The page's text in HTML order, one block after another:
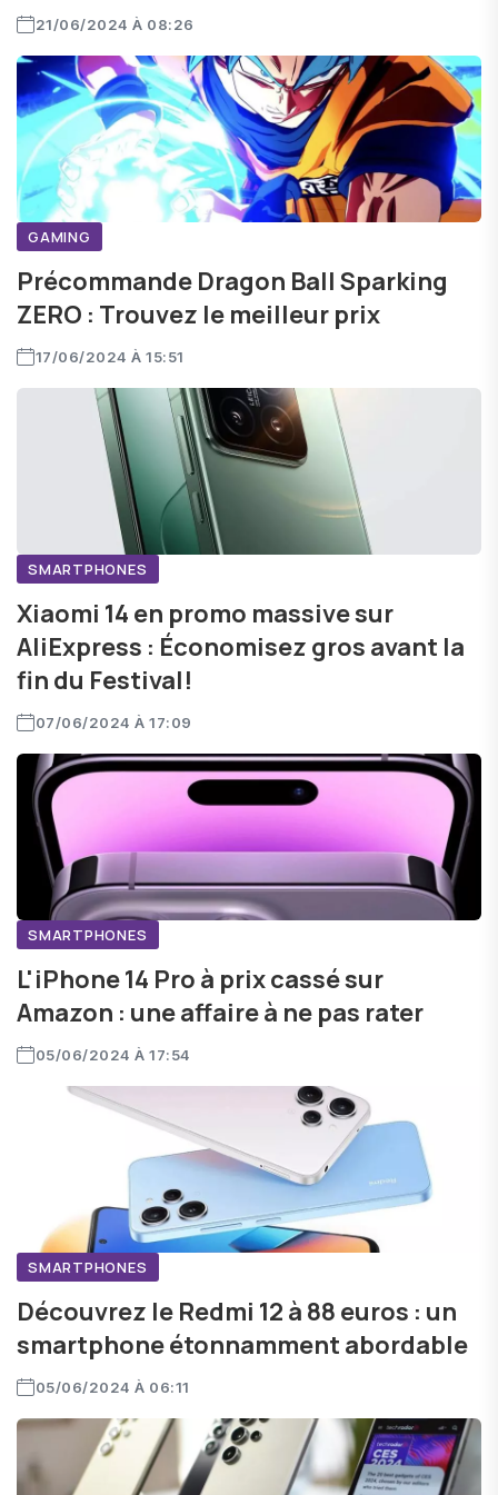
21/06/2024 À 08:26
GAMING
Précommande Dragon Ball Sparking
ZERO : Trouvez le meilleur prix
17/06/2024 À 15:51
SMARTPHONES
Xiaomi 14 en promo massive sur
AliExpress : Économisez gros avant la
fin du Festival!
07/06/2024 À 17:09
SMARTPHONES
L'iPhone 14 Pro à prix cassé sur
Amazon : une affaire à ne pas rater
05/06/2024 À 17:54
SMARTPHONES
Découvrez le Redmi 12 à 88 euros : un
smartphone étonnamment abordable
05/06/2024 À 06:11